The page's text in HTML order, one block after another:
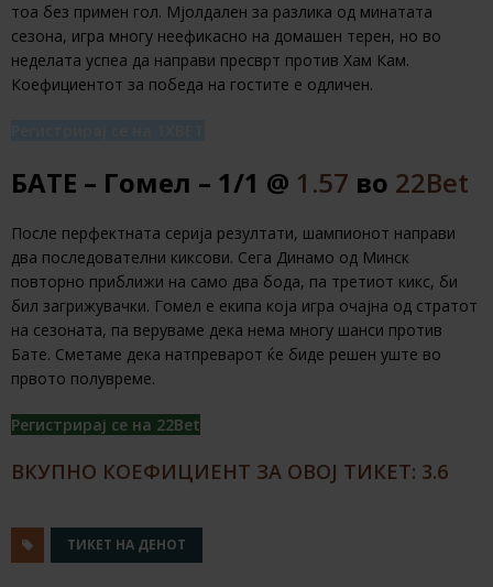
тоа без примен гол. Мјолдален за разлика од минатата
сезона, игра многу неефикасно на домашен терен, но во
неделата успеа да направи пресврт против Хам Кам.
Коефициентот за победа на гостите е одличен.
БАТЕ – Гомел – 1/1 @ 1.57 во 22Bet
После перфектната серија резултати, шампионот направи
два последователни киксови. Сега Динамо од Минск
повторно приближи на само два бода, па третиот кикс, би
бил загрижувачки. Гомел е екипа која игра очајна од стратот
на сезоната, па веруваме дека нема многу шанси против
Бате. Сметаме дека натпреварот ќе биде решен уште во
првото полувреме.
Регистрирај се на 22Bet
ВКУПНО КОЕФИЦИЕНТ ЗА ОВОЈ ТИКЕТ: 3.6
ТИКЕТ НА ДЕНОТ